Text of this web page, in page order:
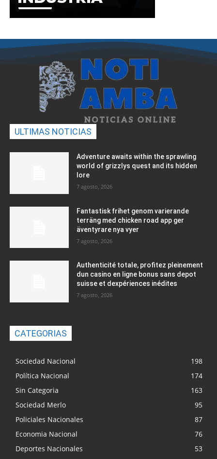
ULTIMAS NOTICIAS
Adventure awaits within the sprawling
world of grizzlys quest and its hidden
lore
7 agosto, 2026
Fantastisk frihet genom varierande
terräng med chicken road app ger
äventyrare nya vyer
7 agosto, 2026
Authenticité totale, profitez pleinement
dun casino en ligne bonus sans depot
suisse et dexpériences inédites
7 agosto, 2026
CATEGORIAS
Sociedad Nacional
198
Política Nacional
174
Sin Categoria
163
Sociedad Merlo
95
Policiales Nacionales
87
Economia Nacional
76
Deportes Nacionales
53